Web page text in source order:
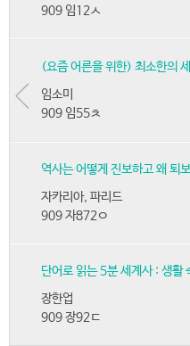
909 임12ㅅ
(요즘 어른을 위한) 최소한의
임소미
909 임55ㅊ
역사는 어떻게 진보하고 왜 퇴
자카리아, 파리드
909 자872ㅇ
단어로 읽는 5분 세계사 : 생활
장한업
909 장92ㄷ